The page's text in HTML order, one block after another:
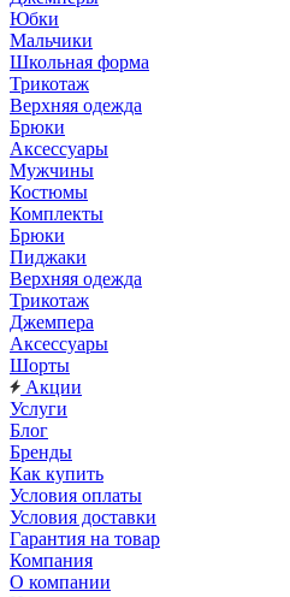
Юбки
Мальчики
Школьная форма
Трикотаж
Верхняя одежда
Брюки
Аксессуары
Мужчины
Костюмы
Комплекты
Брюки
Пиджаки
Верхняя одежда
Трикотаж
Джемпера
Аксессуары
Шорты
Акции
Услуги
Блог
Бренды
Как купить
Условия оплаты
Условия доставки
Гарантия на товар
Компания
О компании